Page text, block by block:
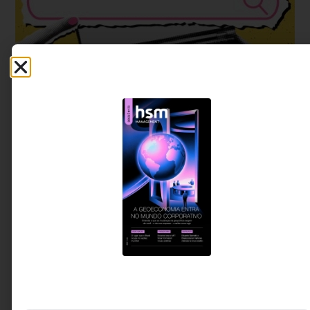
O conteúdo vive um processo migratório: você
já fez suas malas?
Pela primeira vez, o LinkedIn ultrapassa o Google e já é
o segundo principal canal das empresas brasileiras. E o
seu negócio, está pronto para essa nova era da